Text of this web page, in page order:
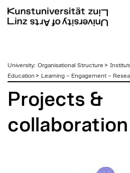
zum
Inhalt
University: Organisational Structure >
Education > Learning – Engagement –
Projects &
collaboration